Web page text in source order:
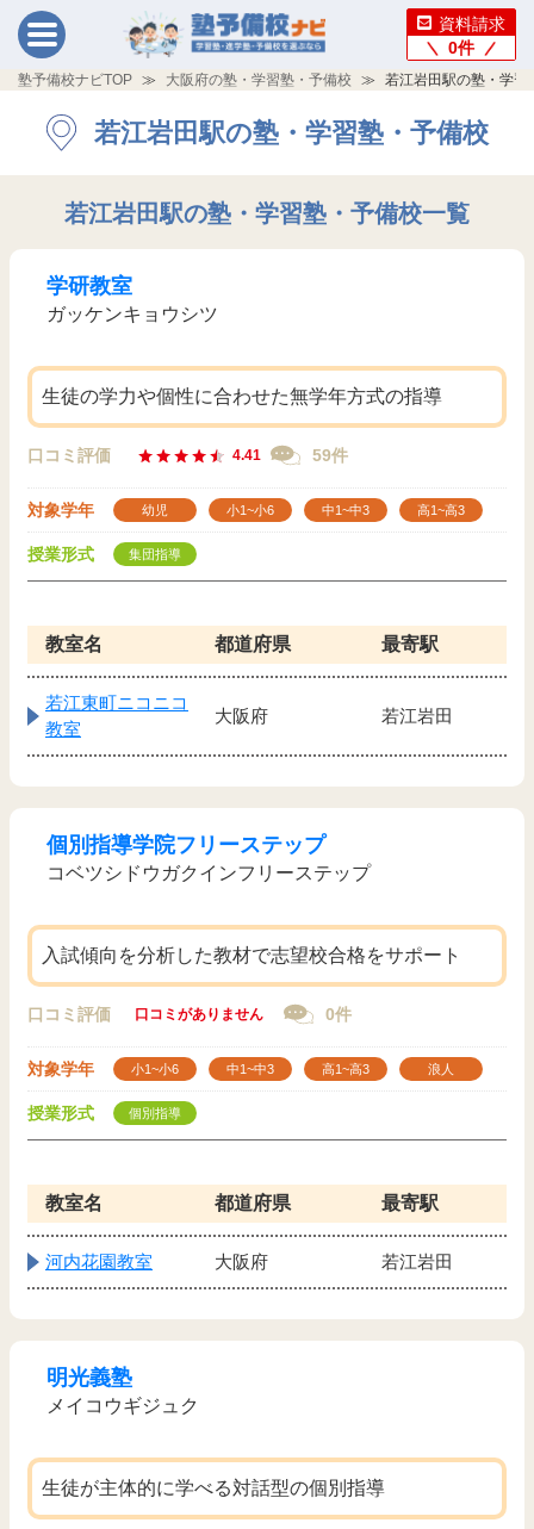
資料請求
0件
塾予備校ナビTOP 大阪府の塾・学習塾・予備校 若江岩田駅の塾・学習
若江岩田駅の塾・学習塾・予備校
若江岩田駅の塾・学習塾・予備校一覧
学研教室
ガッケンキョウシツ
生徒の学力や個性に合わせた無学年方式の指導
口コミ評価 4.41 59件
対象学年 幼児 小1~小6 中1~中3 高1~高3
授業形式 集団指導
教室名 都道府県 最寄駅
若江東町ニコニコ
教室
大阪府 若江岩田
個別指導学院フリーステップ
コベツシドウガクインフリーステップ
入試傾向を分析した教材で志望校合格をサポート
口コミ評価 口コミがありません 0件
対象学年 小1~小6 中1~中3 高1~高3 浪人
授業形式 個別指導
教室名 都道府県 最寄駅
河内花園教室 大阪府 若江岩田
明光義塾
メイコウギジュク
生徒が主体的に学べる対話型の個別指導